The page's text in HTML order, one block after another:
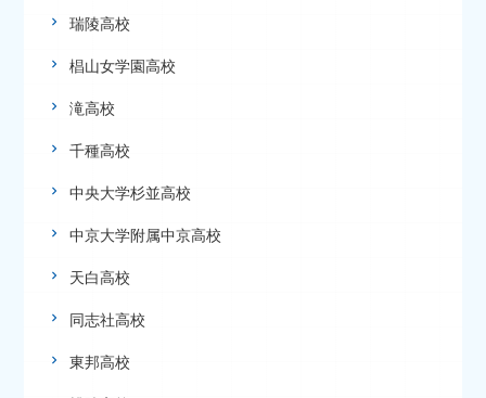
瑞陵高校
椙山女学園高校
滝高校
千種高校
中央大学杉並高校
中京大学附属中京高校
天白高校
同志社高校
東邦高校